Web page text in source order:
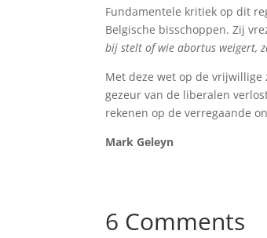
Fundamentele kritiek op dit
Belgische bisschoppen. Zij
bij stelt of wie abortus weigert,
Met deze wet op de vrijwillige
gezeur van de liberalen
rekenen op de verregaande
Mark Geleyn
6 Comments